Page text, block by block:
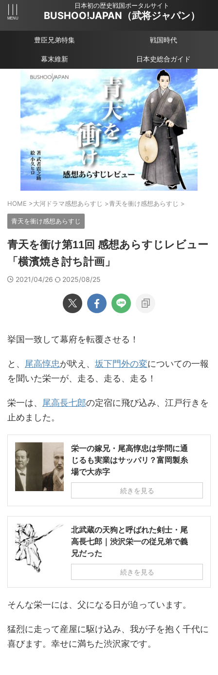
日本初の歴史戦国ポータルサイト
BUSHOO!JAPAN（武将ジャパン）
豊臣兄弟特集 戦国時代
幕末維新 日本史総合ガイド
HOME >大河ドラマ感想あらすじ >青天を衝け感想あらすじ >
青天を衝け感想あらすじ
青天を衝け第11回 感想あらすじレビュー
「横濱焼き討ち計画」
2021/04/26 2025/08/25
挙国一致して幕府を転覆させる！
と、 尾高惇忠が吠え、 坂下門外の変についての一報
を聞いた栄一が、走る、走る、走る！
栄一は、 尾高長七郎の定宿に飛び込み、江戸行きを
止めました。
栄一の嫁兄・尾高惇忠は学問に通
じるも実業はサッパリ？富岡製糸
場で大赤字
続きを見る
北武蔵の天狗と呼ばれた剣士・尾
高長七郎｜渋沢栄一の従兄弟で義
兄だった
続きを見る
そんな栄一には、父になる日が迫っています。
猛烈に走って産屋に駆け込み、我が子を抱く千代に
喜びます。幸せに満ちた渋沢家です。